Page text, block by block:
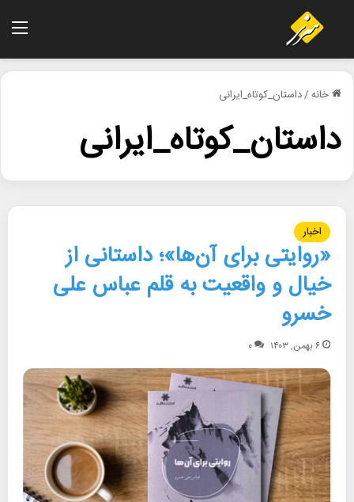
خانه/داستان_کوتاه_ایرانی
داستان_کوتاه_ایرانی
اخبار
«روایتی برای آن‌ها»؛ داستانی از
خیال و واقعیت به قلم عباس علی
خسرو
۶ بهمن, ۱۴۰۳ ۰